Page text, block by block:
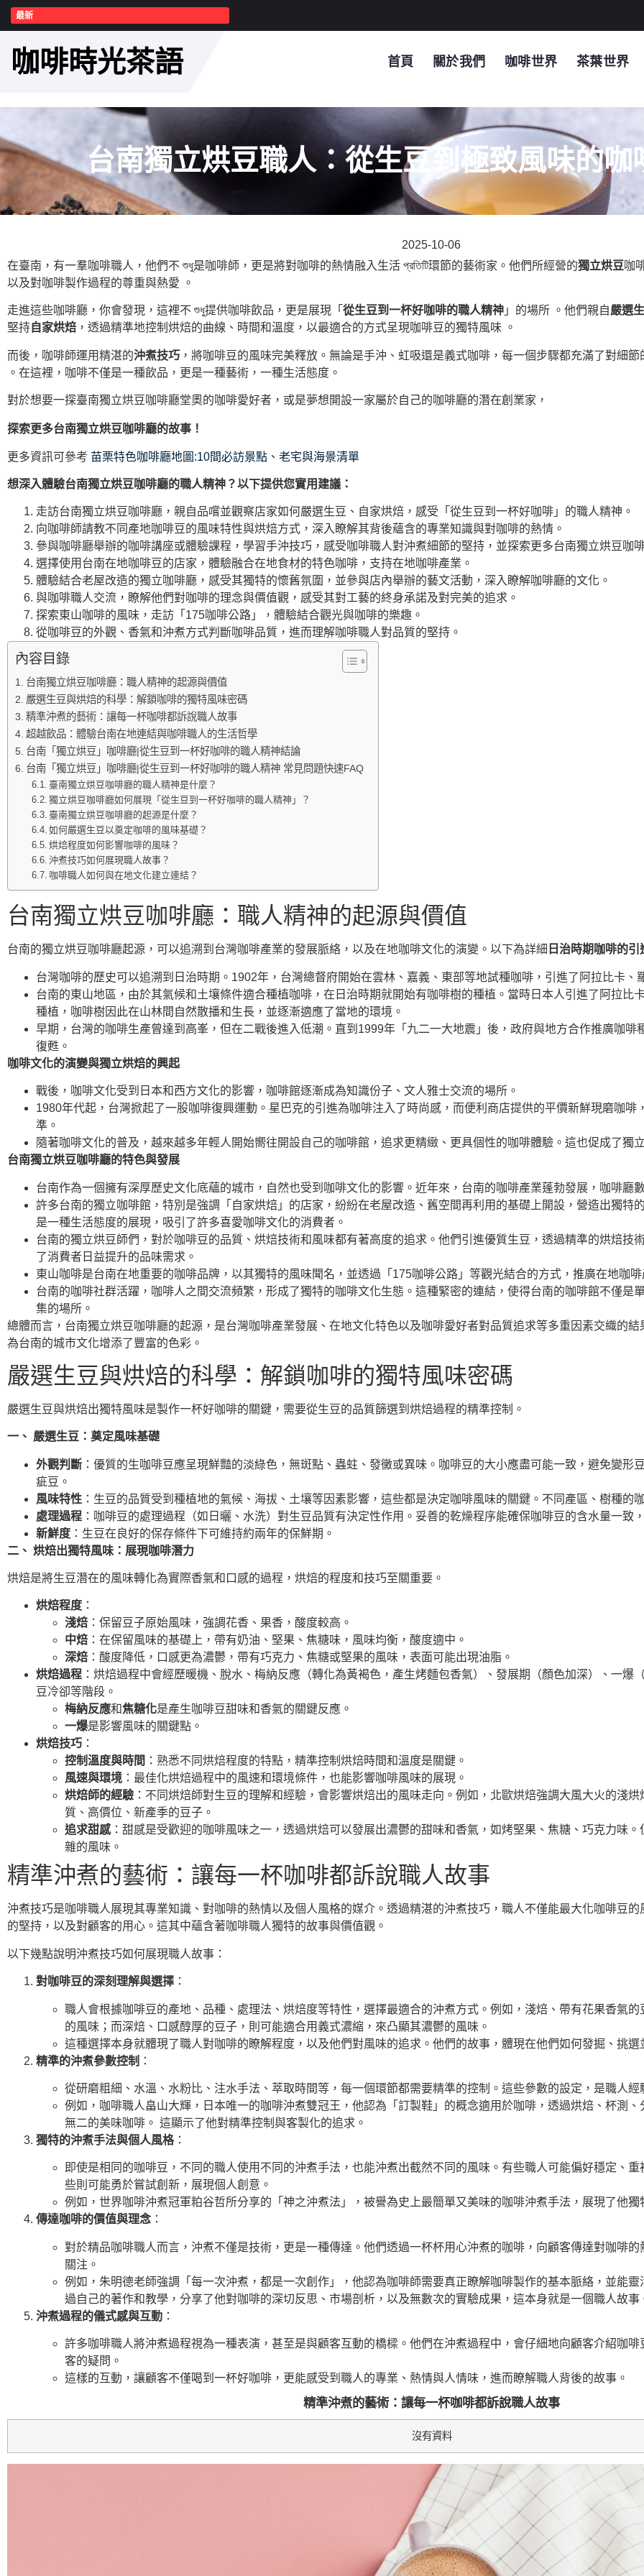
最新
咖啡時光茶語 首頁 關於我們 咖啡世界 茶葉世界
台南獨立烘豆職人：從生豆到極致風味的咖
2025-10-06
在臺南，有一羣咖啡職人，他們不 শুধু是咖啡師，更是將對咖啡的熱情融入生活 প্রতিটি環節的藝術家。他們所經營的獨立烘豆 咖
以及對咖啡製作過程的尊重與熱愛 。
走進這些咖啡廳，你會發現，這裡不 শুধু提供咖啡飲品，更是展現「 從生豆到一杯好咖啡的職人精神 」的場所 。他們親自嚴選
堅持自家烘焙 ，透過精準地控制烘焙的曲線、時間和溫度，以最適合的方式呈現咖啡豆的獨特風味 。
而後，咖啡師運用精湛的沖煮技巧 ，將咖啡豆的風味完美釋放。無論是手沖、虹吸還是義式咖啡，每一個步驟都充滿了對細
。在這裡，咖啡不僅是一種飲品，更是一種藝術，一種生活態度。
對於想要一探臺南獨立烘豆咖啡廳堂奧的咖啡愛好者，或是夢想開設一家屬於自己的咖啡廳的潛在創業家，
探索更多台南獨立烘豆咖啡廳的故事！
更多資訊可參考 苗栗特色咖啡廳地圖:10間必訪景點、老宅與海景清單
想深入體驗台南獨立烘豆咖啡廳的職人精神？以下提供您實用建議：
走訪台南獨立烘豆咖啡廳，親自品嚐並觀察店家如何嚴選生豆、自家烘焙，感受「從生豆到一杯好咖啡」的職人精神。
向咖啡師請教不同產地咖啡豆的風味特性與烘焙方式，深入瞭解其背後蘊含的專業知識與對咖啡的熱情。
參與咖啡廳舉辦的咖啡講座或體驗課程，學習手沖技巧，感受咖啡職人對沖煮細節的堅持，並探索更多台南獨立烘豆咖
選擇使用台南在地咖啡豆的店家，體驗融合在地食材的特色咖啡，支持在地咖啡產業。
體驗結合老屋改造的獨立咖啡廳，感受其獨特的懷舊氛圍，並參與店內舉辦的藝文活動，深入瞭解咖啡廳的文化。
與咖啡職人交流，瞭解他們對咖啡的理念與價值觀，感受其對工藝的終身承諾及對完美的追求。
探索東山咖啡的風味，走訪「175咖啡公路」，體驗結合觀光與咖啡的樂趣。
從咖啡豆的外觀、香氣和沖煮方式判斷咖啡品質，進而理解咖啡職人對品質的堅持。
內容目錄
台南獨立烘豆咖啡廳：職人精神的起源與價值
嚴選生豆與烘焙的科學：解鎖咖啡的獨特風味密碼
精準沖煮的藝術：讓每一杯咖啡都訴說職人故事
超越飲品：體驗台南在地連結與咖啡職人的生活哲學
台南「獨立烘豆」咖啡廳|從生豆到一杯好咖啡的職人精神結論
台南「獨立烘豆」咖啡廳|從生豆到一杯好咖啡的職人精神 常見問題快速FAQ
臺南獨立烘豆咖啡廳的職人精神是什麼？
獨立烘豆咖啡廳如何展現「從生豆到一杯好咖啡的職人精神」？
臺南獨立烘豆咖啡廳的起源是什麼？
如何嚴選生豆以奠定咖啡的風味基礎？
烘焙程度如何影響咖啡的風味？
沖煮技巧如何展現職人故事？
咖啡職人如何與在地文化建立連結？
台南獨立烘豆咖啡廳：職人精神的起源與價值
台南的獨立烘豆咖啡廳起源，可以追溯到台灣咖啡產業的發展脈絡，以及在地咖啡文化的演變。以下為詳細 日治時期咖啡的
台灣咖啡的歷史可以追溯到日治時期。1902年，台灣總督府開始在雲林、嘉義、東部等地試種咖啡，引進了阿拉比卡、
台南的東山地區，由於其氣候和土壤條件適合種植咖啡，在日治時期就開始有咖啡樹的種植。當時日本人引進了阿拉比
種植，咖啡樹因此在山林間自然散播和生長，並逐漸適應了當地的環境。
早期，台灣的咖啡生產曾達到高峯，但在二戰後進入低潮。直到1999年「九二一大地震」後，政府與地方合作推廣咖啡
復甦。
咖啡文化的演變與獨立烘焙的興起
戰後，咖啡文化受到日本和西方文化的影響，咖啡館逐漸成為知識份子、文人雅士交流的場所。
1980年代起，台灣掀起了一股咖啡復興運動。星巴克的引進為咖啡注入了時尚感，而便利商店提供的平價新鮮現磨咖啡
準。
隨著咖啡文化的普及，越來越多年輕人開始嚮往開設自己的咖啡館，追求更精緻、更具個性的咖啡體驗。這也促成了獨
台南獨立烘豆咖啡廳的特色與發展
台南作為一個擁有深厚歷史文化底蘊的城市，自然也受到咖啡文化的影響。近年來，台南的咖啡產業蓬勃發展，咖啡廳
許多台南的獨立咖啡館，特別是強調「自家烘焙」的店家，紛紛在老屋改造、舊空間再利用的基礎上開設，營造出獨特
是一種生活態度的展現，吸引了許多喜愛咖啡文化的消費者。
台南的獨立烘豆師們，對於咖啡豆的品質、烘焙技術和風味都有著高度的追求。他們引進優質生豆，透過精準的烘焙技
了消費者日益提升的品味需求。
東山咖啡是台南在地重要的咖啡品牌，以其獨特的風味聞名，並透過「175咖啡公路」等觀光結合的方式，推廣在地咖啡
台南的咖啡社群活躍，咖啡人之間交流頻繁，形成了獨特的咖啡文化生態。這種緊密的連結，使得台南的咖啡館不僅是
集的場所。
總體而言，台南獨立烘豆咖啡廳的起源，是台灣咖啡產業發展、在地文化特色以及咖啡愛好者對品質追求等多重因素交織的結
為台南的城市文化增添了豐富的色彩。
嚴選生豆與烘焙的科學：解鎖咖啡的獨特風味密碼
嚴選生豆與烘焙出獨特風味是製作一杯好咖啡的關鍵，需要從生豆的品質篩選到烘焙過程的精準控制。
一、 嚴選生豆：奠定風味基礎
外觀判斷 ：優質的生咖啡豆應呈現鮮豔的淡綠色，無斑點、蟲蛀、發黴或異味。咖啡豆的大小應盡可能一致，避免變形
疵豆。
風味特性 ：生豆的品質受到種植地的氣候、海拔、土壤等因素影響，這些都是決定咖啡風味的關鍵。不同產區、樹種的
處理過程 ：咖啡豆的處理過程（如日曬、水洗）對生豆品質有決定性作用。妥善的乾燥程序能確保咖啡豆的含水量一致
新鮮度 ：生豆在良好的保存條件下可維持約兩年的保鮮期。
二、 烘焙出獨特風味：展現咖啡潛力
烘焙是將生豆潛在的風味轉化為實際香氣和口感的過程，烘焙的程度和技巧至關重要。
烘焙程度 ：
淺焙 ：保留豆子原始風味，強調花香、果香，酸度較高。
中焙 ：在保留風味的基礎上，帶有奶油、堅果、焦糖味，風味均衡，酸度適中。
深焙 ：酸度降低，口感更為濃鬱，帶有巧克力、焦糖或堅果的風味，表面可能出現油脂。
烘焙過程 ：烘焙過程中會經歷暖機、脫水、梅納反應（轉化為黃褐色，產生烤麵包香氣）、發展期（顏色加深）、一爆
豆冷卻等階段。
梅納反應和焦糖化是產生咖啡豆甜味和香氣的關鍵反應。
一爆是影響風味的關鍵點。
烘焙技巧 ：
控制溫度與時間 ：熟悉不同烘焙程度的特點，精準控制烘焙時間和溫度是關鍵。
風速與環境 ：最佳化烘焙過程中的風速和環境條件，也能影響咖啡風味的展現。
烘焙師的經驗 ：不同烘焙師對生豆的理解和經驗，會影響烘焙出的風味走向。例如，北歐烘焙強調大風大火的淺
質、高價位、新產季的豆子。
追求甜感：甜感是受歡迎的咖啡風味之一，透過烘焙可以發展出濃鬱的甜味和香氣，如烤堅果、焦糖、巧克力味
雜的風味。
精準沖煮的藝術：讓每一杯咖啡都訴說職人故事
沖煮技巧是咖啡職人展現其專業知識、對咖啡的熱情以及個人風格的媒介。透過精湛的沖煮技巧，職人不僅能最大化咖啡豆
的堅持，以及對顧客的用心。這其中蘊含著咖啡職人獨特的故事與價值觀。
以下幾點說明沖煮技巧如何展現職人故事：
對咖啡豆的深刻理解與選擇 ：
職人會根據咖啡豆的產地、品種、處理法、烘焙度等特性，選擇最適合的沖煮方式。例如，淺焙、帶有花果香氣
的風味；而深焙、口感醇厚的豆子，則可能適合用義式濃縮，來凸顯其濃鬱的風味。
這種選擇本身就體現了職人對咖啡的瞭解程度，以及他們對風味的追求。他們的故事，體現在他們如何發掘、挑選
精準的沖煮參數控制 ：
從研磨粗細、水溫、水粉比、注水手法、萃取時間等，每一個環節都需要精準的控制。這些參數的設定，是職人經
例如，咖啡職人畠山大輝，日本唯一的咖啡沖煮雙冠王，他認為「訂製鞋」的概念適用於咖啡，透過烘焙、杯測
無二的美味咖啡。 這顯示了他對精準控制與客製化的追求。
獨特的沖煮手法與個人風格：
即使是相同的咖啡豆，不同的職人使用不同的沖煮手法，也能沖煮出截然不同的風味。有些職人可能偏好穩定、
些則可能勇於嘗試創新，展現個人創意。
例如，世界咖啡沖煮冠軍粕谷哲所分享的「神之沖煮法」，被譽為史上最簡單又美味的咖啡沖煮手法，展現了他獨
傳達咖啡的價值與理念 ：
對於精品咖啡職人而言，沖煮不僅是技術，更是一種傳達。他們透過一杯杯用心沖煮的咖啡，向顧客傳達對咖啡
關注。
例如，朱明德老師強調「每一次沖煮，都是一次創作」，他認為咖啡師需要真正瞭解咖啡製作的基本脈絡，並能
過自己的著作和教學，分享了他對咖啡的深切反思、市場剖析，以及無數次的實驗成果，這本身就是一個職人故事
沖煮過程的儀式感與互動 ：
許多咖啡職人將沖煮過程視為一種表演，甚至是與顧客互動的橋樑。他們在沖煮過程中，會仔細地向顧客介紹咖
客的疑問。
這樣的互動，讓顧客不僅喝到一杯好咖啡，更能感受到職人的專業、熱情與人情味，進而瞭解職人背後的故事。
精準沖煮的藝術：讓每一杯咖啡都訴說職人故事
沒有資料